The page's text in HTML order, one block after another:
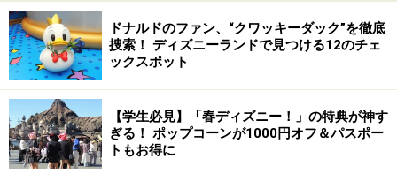
・2009年1月2日(金)～15日(木)
【「しながわ水族館 七福神巡り」館内ラリー】
・2009年1月2日(金)～2月2日(月)
館内を巡るスタンプラリーです。
→詳しくはこちらの「最新ニュース」から。
■東京ドームシティ(東京都文京区)
ドナルドのファン、“クワッキーダック”を徹底
捜索！ ディズニーランドで見つける12のチェ
ックスポット
【学生必見】「春ディズニー！」の特典が神す
ぎる！ ポップコーンが1000円オフ＆パスポー
トもお得に